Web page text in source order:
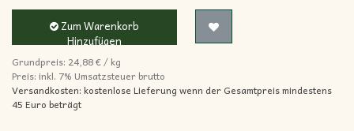
Zum Warenkorb
Hinzufügen
Grundpreis: 24,88€/ kg
Preis: inkl. 7% Umsatzsteuer brutto
Versandkosten: kostenlose Lieferung wenn der Gesamtpreis mindestens
45 Euro beträgt